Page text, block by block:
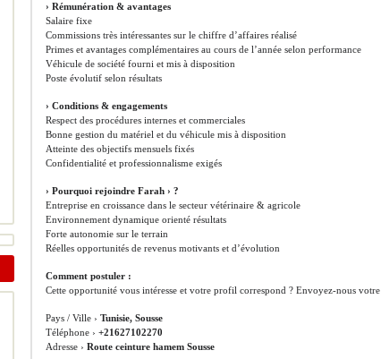
› Rémunération & avantages
Salaire fixe
Commissions très intéressantes sur le chiffre d’affaires réalisé
Primes et avantages complémentaires au cours de l’année selon performance
Véhicule de société fourni et mis à disposition
Poste évolutif selon résultats
› Conditions & engagements
Respect des procédures internes et commerciales
Bonne gestion du matériel et du véhicule mis à disposition
Atteinte des objectifs mensuels fixés
Confidentialité et professionnalisme exigés
› Pourquoi rejoindre Farah › ?
Entreprise en croissance dans le secteur vétérinaire & agricole
Environnement dynamique orienté résultats
Forte autonomie sur le terrain
Réelles opportunités de revenus motivants et d’évolution
Comment postuler :
Cette opportunité vous intéresse et votre profil correspond ? Envoyez-nous
Pays / Ville › Tunisie, Sousse
Téléphone › +21627102270
Adresse › Route ceinture hamem Sousse